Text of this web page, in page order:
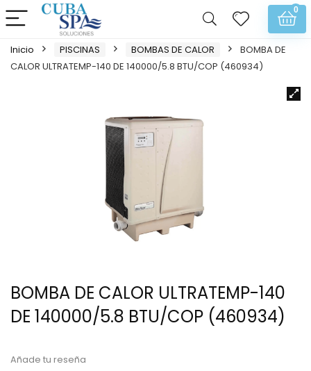
0
Inicio PISCINAS BOMBAS DE CALOR
BOMBA DE
CALOR ULTRATEMP-140 DE 140000/5.8 BTU/COP (460934)
BOMBA DE CALOR ULTRATEMP-140
DE 140000/5.8 BTU/COP (460934)
Añade tu reseña